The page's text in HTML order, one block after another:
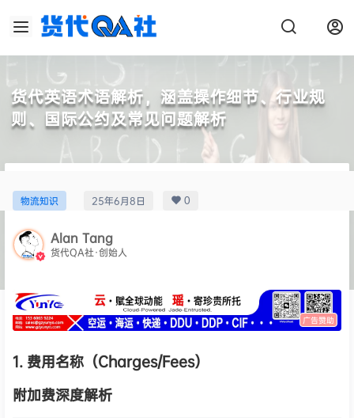
货代英语术语解析，涵盖操作细节、行业规
则、国际公约及常见问题解析
物流知识 25年6月8日 0
Alan Tang
货代QA社·创始人
广告赞助
1. 费用名称（Charges/Fees）
附加费深度解析